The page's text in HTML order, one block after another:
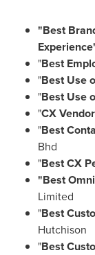
"Best
"Best
"Best Use
"Best Use
"CX
"Best
Bhd
"Best CX
"Best
Limited
"Best
Hutchison
"Best